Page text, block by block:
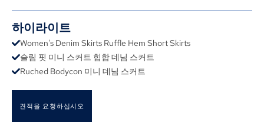
하이라이트
Women's Denim Skirts Ruffle Hem Short Skirts
슬림 핏 미니 스커트 힙합 데님 스커트
Ruched Bodycon 미니 데님 스커트
견적을 요청하십시오